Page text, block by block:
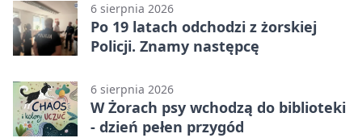
6 sierpnia 2026
Po 19 latach odchodzi z żorskiej
Policji. Znamy następcę
6 sierpnia 2026
W Żorach psy wchodzą do biblioteki
- dzień pełen przygód